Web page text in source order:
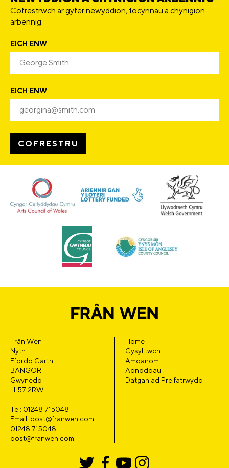
Cofrestrwch ar gyfer newyddion, tocynnau a chynigion
arbennig.
EICH ENW
EICH ENW
Frân Wen
Nyth
Ffordd Garth
BANGOR
Gwynedd
LL57 2RW
Tel: 01248 715048
Email: post@franwen.com
01248 715048
post@franwen.com
Home
Cysylltwch
Amdanom
Adnoddau
Datganiad Preifatrwydd